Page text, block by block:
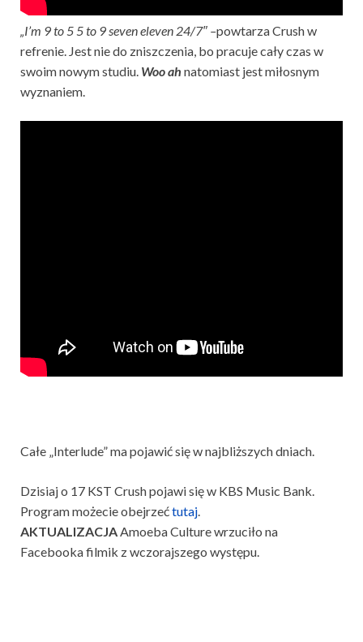
„I’m 9 to 5 5 to 9seven eleven 24/7″ –powtarza Crush w
refrenie. Jest nie do zniszczenia, bo pracuje cały czas w
swoim nowym studiu. Woo ah natomiast jest miłosnym
wyznaniem.
Całe „Interlude” ma pojawić się w najbliższych dniach.
Dzisiaj o 17 KST Crush pojawi się w KBS Music Bank.
Program możecie obejrzećtutaj.
AKTUALIZACJAAmoeba Culture wrzuciło na
Facebooka filmik z wczorajszego występu.